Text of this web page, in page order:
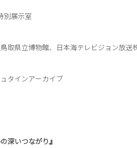
別展示室
取県立博物館、日本海テレビジョン放送
タインアーカイブ
深いつながり』